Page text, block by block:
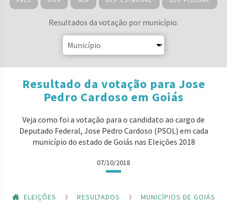
Resultados da votação por município:
Resultado da votação para Jose
Pedro Cardoso em Goiás
Veja como foi a votação para o candidato ao cargo de
Deputado Federal, Jose Pedro Cardoso (PSOL) em cada
município do estado de Goiás nas Eleições 2018
07/10/2018
ELEIÇÕES RESULTADOS
MUNICÍPIOS DE GOIÁS